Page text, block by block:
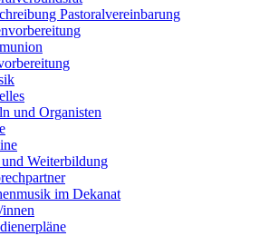
Pastoralvereinbarung
und Organisten
Weiterbildung
im Dekanat